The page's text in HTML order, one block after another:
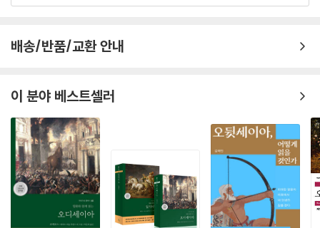
배송/반품/교환 안내
이 분야 베스트셀러